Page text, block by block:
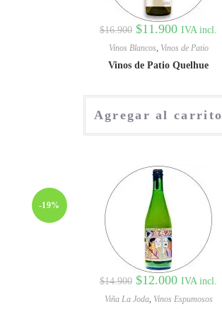
$16.900 $11.900 IVA incl.
Vinos Blancos, Vinos de Patio
Vinos de Patio Quelhue
Agregar al carrito
-19%
$14.900 $12.000 IVA incl.
Viña La Joda, Vinos Espumosos